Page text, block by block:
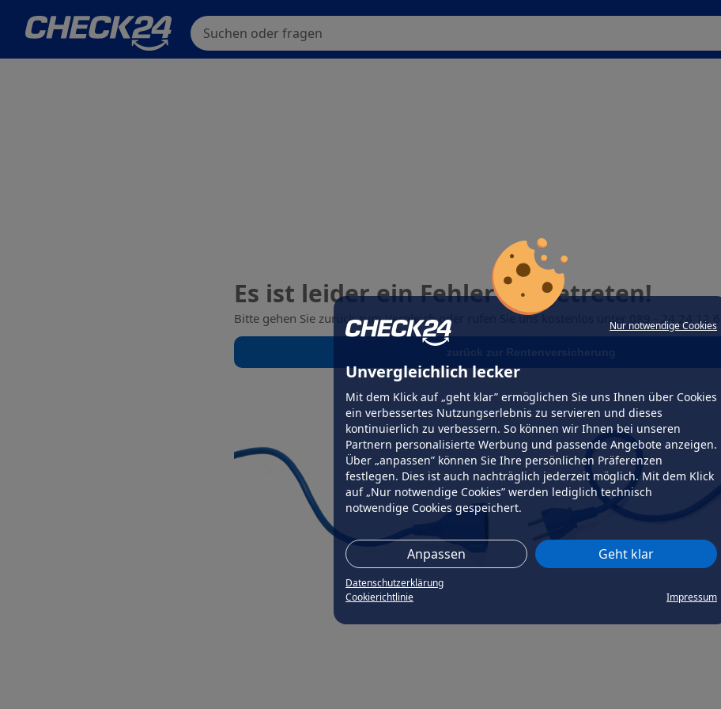
Nur notwendige Cookies
Unvergleichlich lecker
Mit dem Klick auf „geht klar” ermöglichen Sie uns Ihnen über Cookies
ein verbessertes Nutzungserlebnis zu servieren und dieses
kontinuierlich zu verbessern. So können wir Ihnen bei unseren
Partnern personalisierte Werbung und passende Angebote anzeigen.
Über „anpassen” können Sie Ihre persönlichen Präferenzen
festlegen. Dies ist auch nachträglich jederzeit möglich. Mit dem Klick
auf „Nur notwendige Cookies” werden lediglich technisch
notwendige Cookies gespeichert.
Anpassen Geht klar
Datenschutzerklärung
Cookierichtlinie
Impressum
Suchen oder fragen
Es ist leider ein Fehler aufgetreten!
Bitte gehen Sie zurück zum Vergleich oder rufen Sie uns kostenlos unter 089 - 24 24 12
zurück zur Rentenversicherung